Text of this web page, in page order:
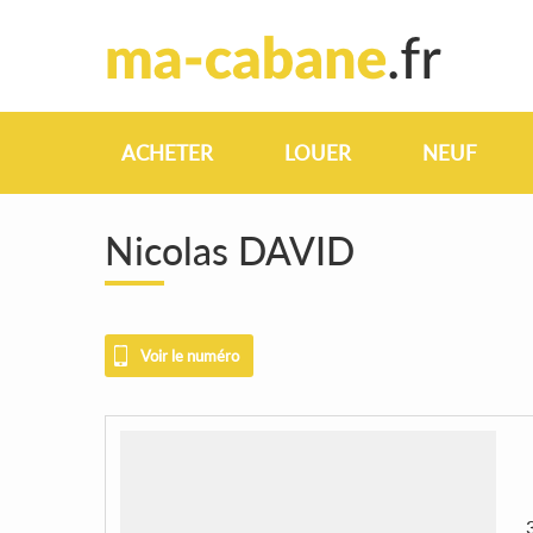
ACHETER LOUER NEUF
Nicolas DAVID
Voir le numéro